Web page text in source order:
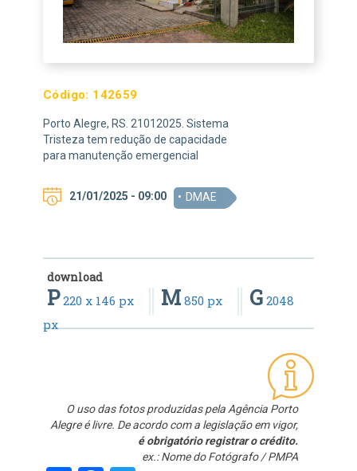
Código: 142659
Porto Alegre, RS. 21012025. Sistema
Tristeza tem redução de capacidade
para manutenção emergencial
21/01/2025 - 09:00 DMAE
download
P220 x 146 px M 850 px G 2048
px
O uso das fotos produzidas pela Agência Porto
Alegre é livre. De acordo com a legislação em vigor,
é obrigatório registrar o crédito.
ex.: Nome do Fotógrafo / PMPA